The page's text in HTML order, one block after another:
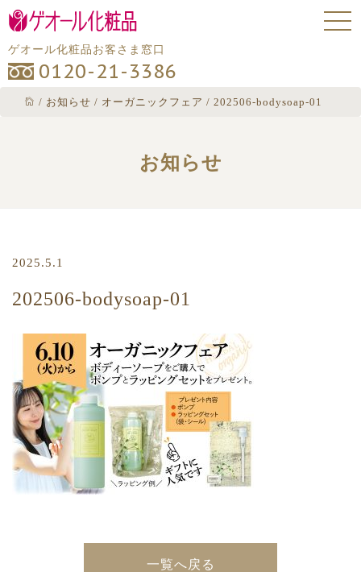
ゲオール化粧品お客さま窓口
0120-21-3386
/ お知らせ / オーガニックフェア / 202506-bodysoap-01
お知らせ
2025.5.1
202506-bodysoap-01
一覧へ戻る